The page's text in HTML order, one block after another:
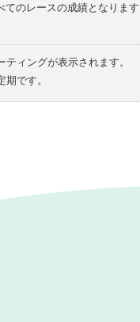
のレースの成績となりま
ィングが表示されます。
です。